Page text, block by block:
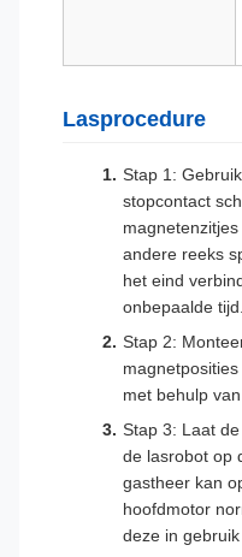
Lasprocedure
Stap 1:
stopcontact
andere reeks
het eind
onbepaalde tijd.
Stap 2:
met behulp
Stap 3: Laat
de lasrobot op
gastheer kan
hoofdmotor
deze in gebruik